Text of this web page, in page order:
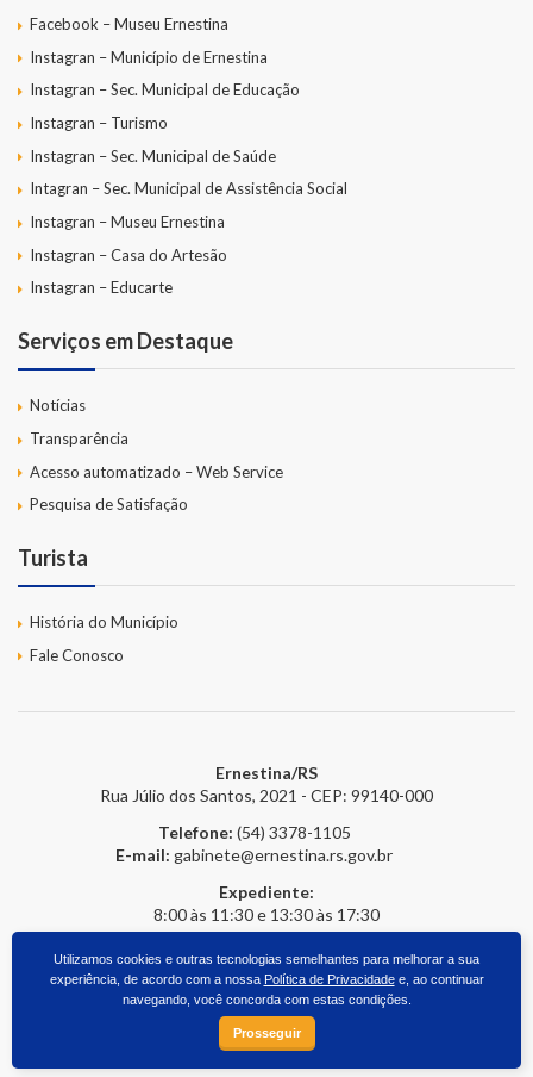
Facebook – Museu Ernestina
Instagran – Município de Ernestina
Instagran – Sec. Municipal de Educação
Instagran – Turismo
Instagran – Sec. Municipal de Saúde
Intagran – Sec. Municipal de Assistência Social
Instagran – Museu Ernestina
Instagran – Casa do Artesão
Instagran – Educarte
Serviços em Destaque
Notícias
Transparência
Acesso automatizado – Web Service
Pesquisa de Satisfação
Turista
História do Município
Fale Conosco
Ernestina/RS
Rua Júlio dos Santos, 2021 - CEP: 99140-000
Telefone: (54) 3378-1105
E-mail: gabinete@ernestina.rs.gov.br
Expediente:
8:00 às 11:30 e 13:30 às 17:30
2026 © Prefeitura Online- Todos os direitos reservados.
Utilizamos cookies e outras tecnologias semelhantes para melhorar a sua
experiência, de acordo com a nossa Política de Privacidadee, ao continuar
navegando, você concorda com estas condições.
Prosseguir